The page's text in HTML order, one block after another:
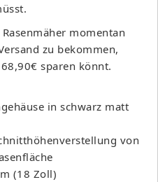
momentan
zu bekommen,
sparen könnt.
in schwarz matt
von
(18 Zoll)